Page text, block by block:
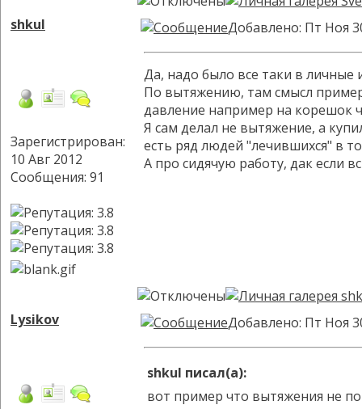
shkul
Зарегистрирован:
10 Авг 2012
Сообщения: 91
Добавлено: Пт Ноя
Да, надо было все таки в личные
По вытяжению, там смысл
давление например на корешок
Я сам делал не вытяжение, а
есть ряд людей "лечившихся" в
А про сидячую работу, дак если
Lysikov Добавлено: Пт Ноя
shkul писал(а):
вот пример что вытяжения не